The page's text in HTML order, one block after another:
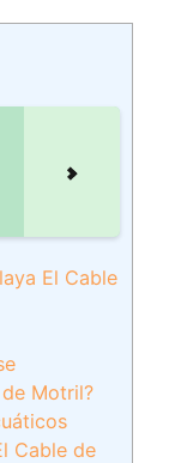
El Cable
Motril?
Cable de